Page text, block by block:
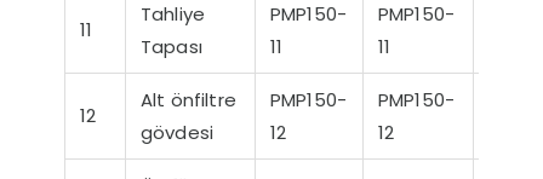
11
Tahliye
Tapası
PMP150-
11
PMP150-
11
12
Alt önfiltre
gövdesi
PMP150-
12
PMP150-
12